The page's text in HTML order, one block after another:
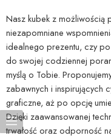
Nasz kubek z możliwością
niezapomniane
idealnego prezentu, czy
do swojej codziennej
myślą o Tobie.
zabawnych i inspirujących
graficzne, aż po opcję
Dzięki zaawansowanej
trwałość oraz odporność